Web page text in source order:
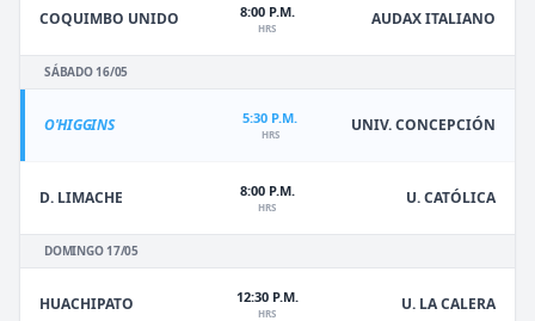
COQUIMBO UNIDO 8:00 P.M.
HRS AUDAX ITALIANO
SÁBADO 16/05
O'HIGGINS 5:30 P.M.
HRS UNIV. CONCEPCIÓN
D. LIMACHE 8:00 P.M.
HRS U. CATÓLICA
DOMINGO 17/05
HUACHIPATO 12:30 P.M.
HRS U. LA CALERA